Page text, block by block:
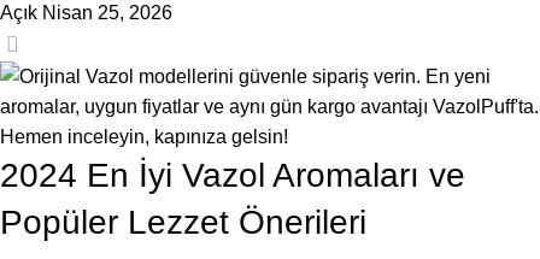
Açık Nisan 25, 2026
0
2024 En İyi Vazol Aromaları ve
Popüler Lezzet Önerileri